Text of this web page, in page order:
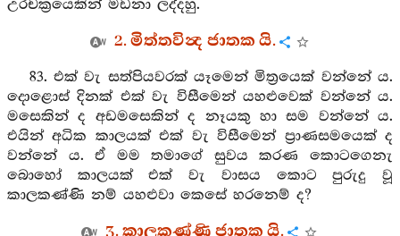
උරචක්‍රයෙකින් මඩනා ලද්දහු.
2. මිත්තවින්‍ද ජාතක යි.
83. එක් වැ සත්පියවරක් යෑමෙන් මිත්‍රයෙක් වන්නේ ය.
දොළොස් දිනක් එක් වැ විසීමෙන් යහළුවෙක් වන්නේ ය.
මසෙකින් ද අඩමසෙකින් ද නෑයකු හා සම වන්නේ ය.
එයින් අධික කාලයක් එක් වැ විසීමෙන් ප්‍රාණසමයෙක් ද
වන්නේ ය. ඒ මම තමාගේ සුවය කරණ කොටගෙනැ
බොහෝ කාලයක් එක් වැ වාසය කොට පුරුදු වූ
කාලකණ්ණි නම් යහළුවා කෙසේ හරනෙම් ද?